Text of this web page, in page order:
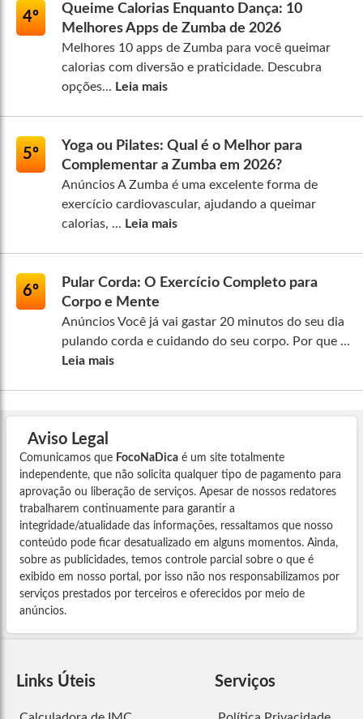
4º
Queime Calorias Enquanto Dança: 10
Melhores Apps de Zumba de 2026
Melhores 10 apps de Zumba para você queimar
calorias com diversão e praticidade. Descubra
opções... Leia mais
5º
Yoga ou Pilates: Qual é o Melhor para
Complementar a Zumba em 2026?
Anúncios A Zumba é uma excelente forma de
exercício cardiovascular, ajudando a queimar
calorias, ... Leia mais
6º
Pular Corda: O Exercício Completo para
Corpo e Mente
Anúncios Você já vai gastar 20 minutos do seu dia
pulando corda e cuidando do seu corpo. Por que ...
Leia mais
Aviso Legal
Comunicamos que FocoNaDica é um site totalmente
independente, que não solicita qualquer tipo de pagamento para
aprovação ou liberação de serviços. Apesar de nossos redatores
trabalharem continuamente para garantir a
integridade/atualidade das informações, ressaltamos que nosso
conteúdo pode ficar desatualizado em alguns momentos. Ainda,
sobre as publicidades, temos controle parcial sobre o que é
exibido em nosso portal, por isso não nos responsabilizamos por
serviços prestados por terceiros e oferecidos por meio de
anúncios.
Links Úteis Serviços